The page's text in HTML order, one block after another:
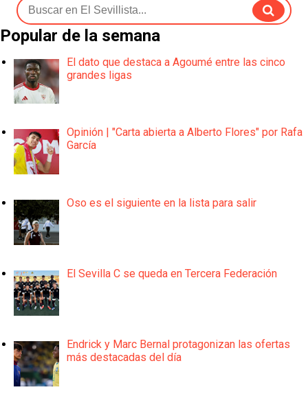
Popular de la semana
El dato que destaca a Agoumé entre las cinco
grandes ligas
Opinión | "Carta abierta a Alberto Flores" por Rafa
García
Oso es el siguiente en la lista para salir
El Sevilla C se queda en Tercera Federación
Endrick y Marc Bernal protagonizan las ofertas
más destacadas del día